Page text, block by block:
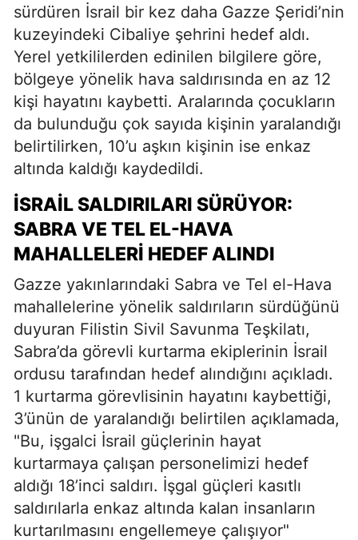
sürdüren İsrail bir kez daha Gazze Şeridi’nin
kuzeyindeki Cibaliye şehrini hedef aldı.
Yerel yetkililerden edinilen bilgilere göre,
bölgeye yönelik hava saldırısında en az 12
kişi hayatını kaybetti. Aralarında çocukların
da bulunduğu çok sayıda kişinin yaralandığı
belirtilirken, 10’u aşkın kişinin ise enkaz
altında kaldığı kaydedildi.
İSRAIL SALDIRILARI SÜRÜYOR:
SABRA VE TEL EL-HAVA
MAHALLELERI HEDEF ALINDI
Gazze yakınlarındaki Sabra ve Tel el-Hava
mahallelerine yönelik saldırıların sürdüğünü
duyuran Filistin Sivil Savunma Teşkilatı,
Sabra’da görevli kurtarma ekiplerinin İsrail
ordusu tarafından hedef alındığını açıkladı.
1 kurtarma görevlisinin hayatını kaybettiği,
3’ünün de yaralandığı belirtilen açıklamada,
"Bu, işgalci İsrail güçlerinin hayat
kurtarmaya çalışan personelimizi hedef
aldığı 18’inci saldırı. İşgal güçleri kasıtlı
saldırılarla enkaz altında kalan insanların
kurtarılmasını engellemeye çalışıyor"